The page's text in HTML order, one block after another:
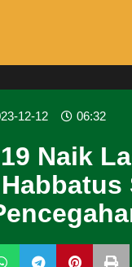
12-12 06:32
Naik